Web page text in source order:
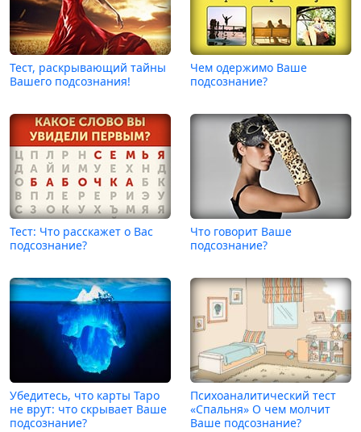
Тест, раскрывающий тайны
Вашего подсознания!
Чем одержимо Ваше
подсознание?
Тест: Что расскажет о Вас
подсознание?
Что говорит Ваше
подсознание?
Убедитесь, что карты Таро
не врут: что скрывает Ваше
подсознание?
Психоаналитический тест
«Спальня» О чем молчит
Ваше подсознание?